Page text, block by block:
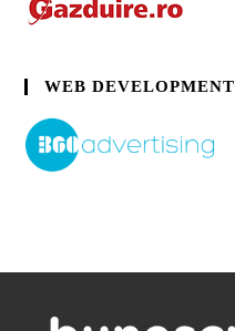
WEB DEVELOPMENT